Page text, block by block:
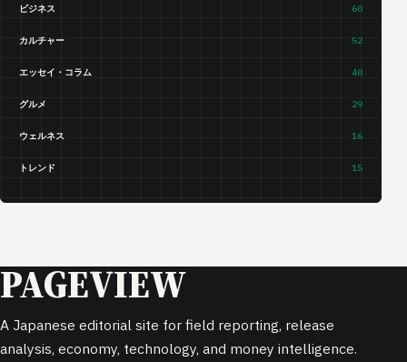
ビジネス 60
カルチャー 52
エッセイ・コラム 40
グルメ 29
ウェルネス 16
トレンド 15
PAGEVIEW
A Japanese editorial site for field reporting, release
analysis, economy, technology, and money intelligence.